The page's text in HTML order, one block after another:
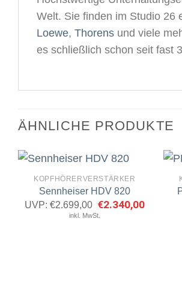
Welt. Sie finden im Studio 26
Loewe, Thorens und viele
es schließlich schon seit fast
ÄHNLICHE PRODUKTE
Artikel
KOPFHÖRERVERSTÄRKER
Sennheiser HDV 820
UVP: €2.699,00 Ursprünglicher
Preis
€2.340,00Aktueller
inkl. MwSt.